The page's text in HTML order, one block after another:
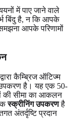
में पाए जाने वाले
बिंदु है, न कि आपके
आपके परिणामों
कैम्ब्रिज ऑटिज्म
उपकरण है। यह एक 50-
की सीमा का आकलन
स्क्रीनिंग उपकरणहै
अंतर्दृष्टि प्रदान